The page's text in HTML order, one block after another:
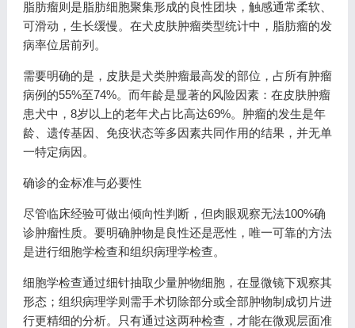
脂肪瘤则是脂肪细胞聚集形成的良性团块，触感通常柔软、
可滑动，生长缓慢。在犬皮肤肿瘤类型统计中，脂肪瘤的发
病率位居前列。
需要明确的是，皮肤是犬类肿瘤最高发的部位，占所有肿瘤
病例的55%至74%。而年龄是显著的风险因素：在皮肤肿瘤
患犬中，8岁以上的老年犬占比高达69%。肿瘤的发生是年
龄、遗传基因、免疫状态等多因素共同作用的结果，并无单
一特定病因。
确诊的金标准与必要性
尽管临床经验可做出倾向性判断，但肉眼观察无法100%确
诊肿瘤性质。要明确肿物是良性还是恶性，唯一可靠的方法
是进行细胞学检查和组织病理学检查。
细胞学检查通过细针抽取少量肿物细胞，在显微镜下观察其
形态；组织病理学则需手术切除部分或全部肿物制成切片进
行更精细的分析。只有通过这两种检查，才能在微观层面准